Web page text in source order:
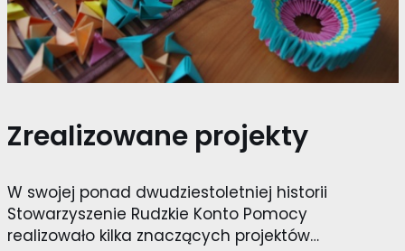
Zrealizowane projekty
W swojej ponad dwudziestoletniej historii
Stowarzyszenie Rudzkie Konto Pomocy
realizowało kilka znaczących projektów…